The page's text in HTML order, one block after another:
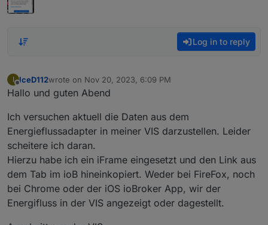
Log in to reply
I
Offline
IceD112wrote on Nov 20, 2023, 6:09 PM
last edited by
Hallo und guten Abend
Ich versuchen aktuell die Daten aus dem
Energieflussadapter in meiner VIS darzustellen. Leider
scheitere ich daran.
Hierzu habe ich ein iFrame eingesetzt und den Link aus
dem Tab im ioB hineinkopiert. Weder bei FireFox, noch
bei Chrome oder der iOS ioBroker App, wir der
Energifluss in der VIS angezeigt oder dagestellt.